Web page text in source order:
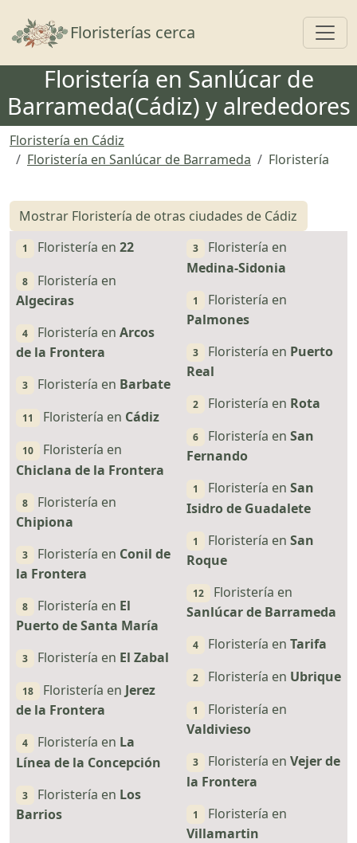
Floristerías cerca
Floristería en Sanlúcar de
Barrameda(Cádiz) y alrededores
Floristería en Cádiz
Floristería en Sanlúcar de Barrameda
Floristería
Mostrar Floristería de otras ciudades de Cádiz
1 Floristería en 22
8
Floristería en
Algeciras
4 Floristería en Arcos
de la Frontera
3 Floristería en Barbate
11 Floristería en Cádiz
10
Floristería en
Chiclana de la Frontera
8
Floristería en
Chipiona
3 Floristería en Conil de
la Frontera
8 Floristería en El
Puerto de Santa María
3 Floristería en El Zabal
18 Floristería en Jerez
de la Frontera
4 Floristería en La
Línea de la Concepción
3 Floristería en Los
Barrios
3
Floristería en
Medina-Sidonia
1
Floristería en
Palmones
3 Floristería en Puerto
Real
2 Floristería en Rota
6 Floristería en San
Fernando
1 Floristería en San
Isidro de Guadalete
1 Floristería en San
Roque
12
Floristería en
Sanlúcar de Barrameda
4 Floristería en Tarifa
2 Floristería en Ubrique
1
Floristería en
Valdivieso
3 Floristería en Vejer de
la Frontera
1
Floristería en
Villamartin